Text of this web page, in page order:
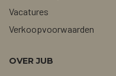
Vacatures
Verkoopvoorwaarden
OVER JUB